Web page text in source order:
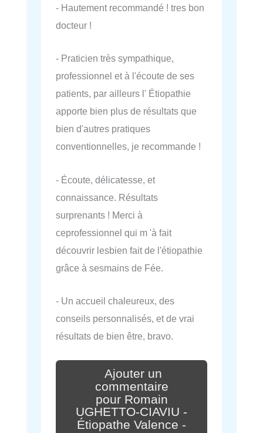
- Hautement recommandé ! tres bon
docteur !
- Praticien très sympathique,
professionnel et à l'écoute de ses
patients, par ailleurs l' Étiopathie
apporte bien plus de résultats que
bien d'autres pratiques
conventionnelles, je recommande !
- Écoute, délicatesse, et
connaissance. Résultats
surprenants ! Merci à
ceprofessionnel qui m 'à fait
découvrir lesbien fait de l'étiopathie
grâce à sesmains de Fée.
- Un accueil chaleureux, des
conseils personnalisés, et de vrai
résultats de bien être, bravo.
Ajouter un
commentaire
pour Romain
UGHETTO-CIAVIU -
Étiopathe Valence -